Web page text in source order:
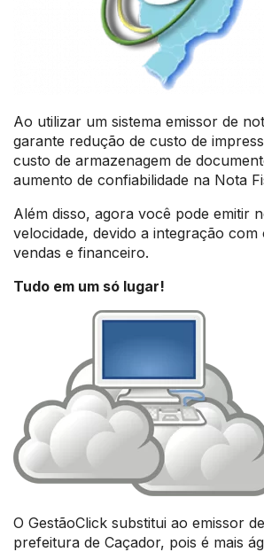
Ao utilizar um sistema emissor de
garante redução de custo de
custo de armazenagem de
aumento de confiabilidade na Nota
Além disso, agora você pode emitir
velocidade, devido a integração com
vendas e financeiro.
Tudo em um só lugar!
O GestãoClick substitui ao emissor
prefeitura de Caçador, pois é mais